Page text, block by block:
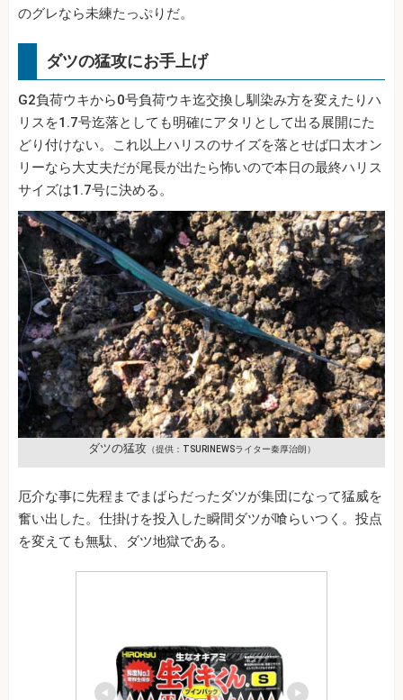
のグレなら未練たっぷりだ。
ダツの猛攻にお手上げ
G2負荷ウキから0号負荷ウキ迄交換し馴染み方を変えたりハ
リスを1.7号迄落としても明確にアタリとして出る展開にた
どり付けない。これ以上ハリスのサイズを落とせば口太オン
リーなら大丈夫だが尾長が出たら怖いので本日の最終ハリス
サイズは1.7号に決める。
ダツの猛攻（提供：TSURINEWSライター秦厚治朗）
厄介な事に先程までまばらだったダツが集団になって猛威を
奮い出した。仕掛けを投入した瞬間ダツが喰らいつく。投点
を変えても無駄、ダツ地獄である。